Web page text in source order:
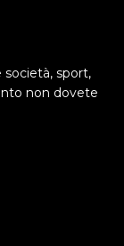
società, sport,
non dovete